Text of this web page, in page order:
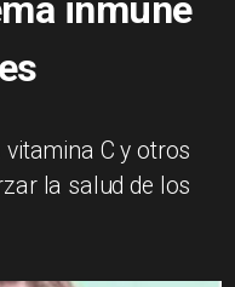
inmune
C y otros
la salud de los